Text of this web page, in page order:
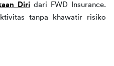
Diri dari FWD Insurance.
tanpa khawatir risiko